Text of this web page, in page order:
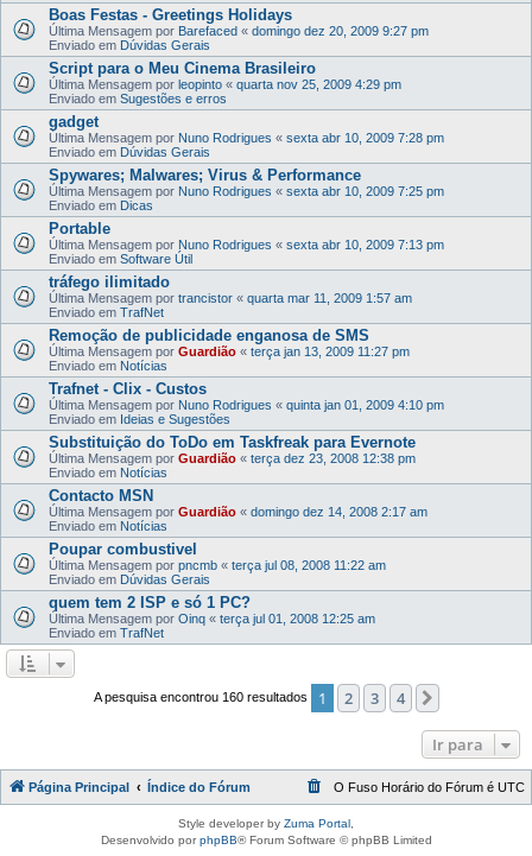
Boas Festas - Greetings Holidays
Última Mensagem por Barefaced « domingo dez 20, 2009 9:27 pm
Enviado em Dúvidas Gerais
Script para o Meu Cinema Brasileiro
Última Mensagem por leopinto « quarta nov 25, 2009 4:29 pm
Enviado em Sugestões e erros
gadget
Última Mensagem por Nuno Rodrigues « sexta abr 10, 2009 7:28 pm
Enviado em Dúvidas Gerais
Spywares; Malwares; Virus & Performance
Última Mensagem por Nuno Rodrigues « sexta abr 10, 2009 7:25 pm
Enviado em Dicas
Portable
Última Mensagem por Nuno Rodrigues « sexta abr 10, 2009 7:13 pm
Enviado em Software Útil
tráfego ilimitado
Última Mensagem por trancistor « quarta mar 11, 2009 1:57 am
Enviado em TrafNet
Remoção de publicidade enganosa de SMS
Última Mensagem por Guardião « terça jan 13, 2009 11:27 pm
Enviado em Notícias
Trafnet - Clix - Custos
Última Mensagem por Nuno Rodrigues « quinta jan 01, 2009 4:10 pm
Enviado em Ideias e Sugestões
Substituição do ToDo em Taskfreak para Evernote
Última Mensagem por Guardião « terça dez 23, 2008 12:38 pm
Enviado em Notícias
Contacto MSN
Última Mensagem por Guardião « domingo dez 14, 2008 2:17 am
Enviado em Notícias
Poupar combustivel
Última Mensagem por pncmb « terça jul 08, 2008 11:22 am
Enviado em Dúvidas Gerais
quem tem 2 ISP e só 1 PC?
Última Mensagem por Oinq « terça jul 01, 2008 12:25 am
Enviado em TrafNet
A pesquisa encontrou 160 resultados 1 2 3 4
Ir para
Página Principal Índice do Fórum O Fuso Horário do Fórum é UTC
Style developer by Zuma Portal
Desenvolvido porphpBB® Forum Software © phpBB Limited